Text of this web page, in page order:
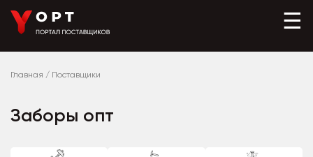
☰
Главная / Поставщики
Заборы опт